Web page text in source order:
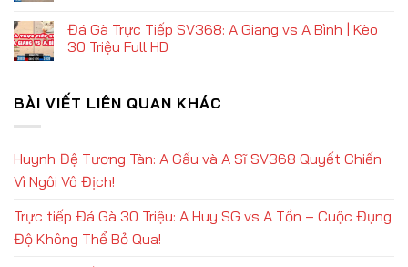
Đá Gà Trực Tiếp SV368: A Giang vs A Bình | Kèo
30 Triệu Full HD
BÀI VIẾT LIÊN QUAN KHÁC
Huynh Đệ Tương Tàn: A Gấu và A Sĩ SV368 Quyết Chiến
Vì Ngôi Vô Địch!
Trực tiếp Đá Gà 30 Triệu: A Huy SG vs A Tồn – Cuộc Đụng
Độ Không Thể Bỏ Qua!